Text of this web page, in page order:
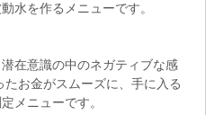
水を作るメニューです。
在意識の中のネガティブな感
お金がスムーズに、手に入る
メニューです。